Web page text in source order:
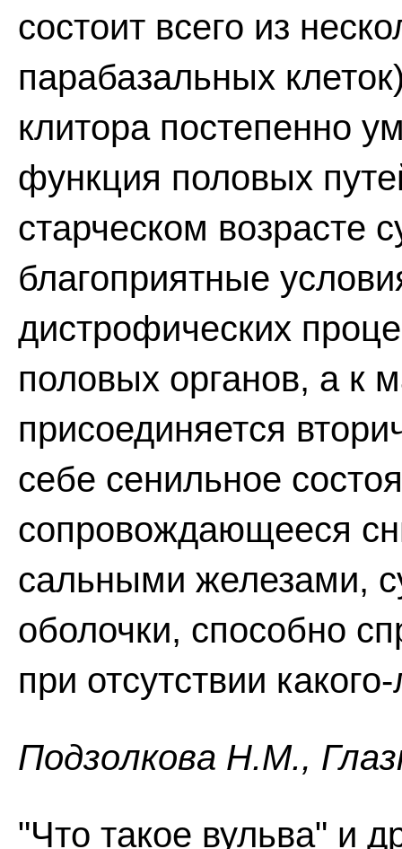
состоит всего из
парабазальных
клитора постепенно
функция половых
старческом возрасте
благоприятные
дистрофических
половых органов, а к
присоединяется
себе сенильное
сопровождающееся
сальными железами,
оболочки, способно
при отсутствии
Пoдзoлкoвa H.M.,
"Что такое вульва" и